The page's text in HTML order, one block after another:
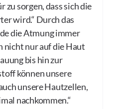
zu sorgen, dass sich die
wird.“ Durch das
die Atmung immer
nicht nur auf die Haut
bis hin zur
können unsere
unsere Hautzellen,
nachkommen.“